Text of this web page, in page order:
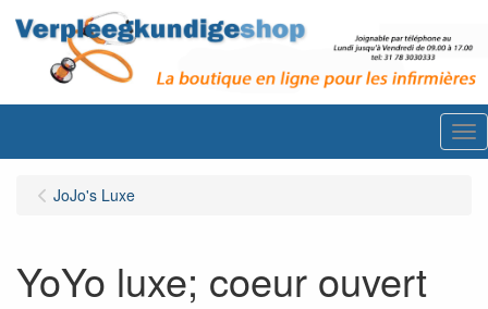
JoJo's Luxe
YoYo luxe; coeur ouvert